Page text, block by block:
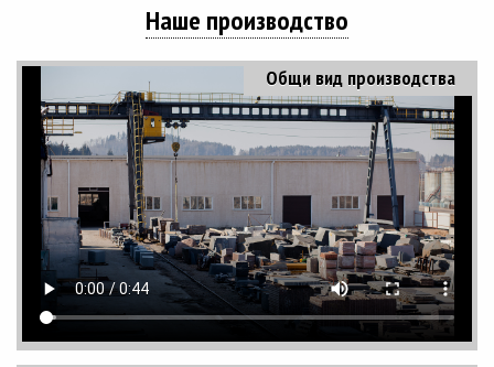
Наше производство
Общи вид производства